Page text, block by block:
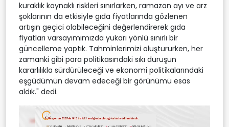
kuraklık kaynaklı riskleri sınırlarken, ramazan ayı ve arz
şoklarının da etkisiyle gıda fiyatlarında gözlenen
artışın geçici olabileceğini değerlendirerek gıda
fiyatları varsayımımızda yukarı yönlü sınırlı bir
güncelleme yaptık. Tahminlerimizi oluştururken, her
zamanki gibi para politikasındaki sıkı duruşun
kararlılıkla sürdürüleceği ve ekonomi politikalarındaki
eşgüdümün devam edeceği bir görünümü esas
aldık." dedi.